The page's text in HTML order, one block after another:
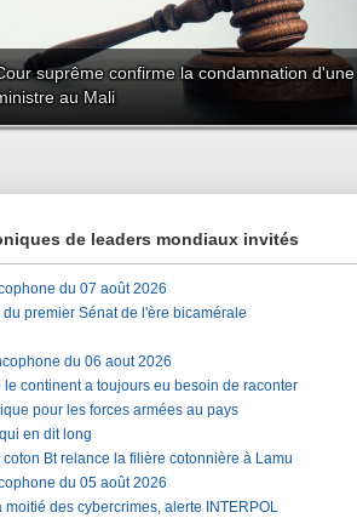
suprême confirme la condamnation d'une
au Mali
de leaders mondiaux invités
du 07 août 2026
premier Sénat de l'ère bicamérale
du 06 aout 2026
continent a toujours eu besoin de raconter
pour les forces armées au pays
en dit long
Bt relance la filière cotonnière à Lamu
du 05 août 2026
des cybercrimes, alerte INTERPOL